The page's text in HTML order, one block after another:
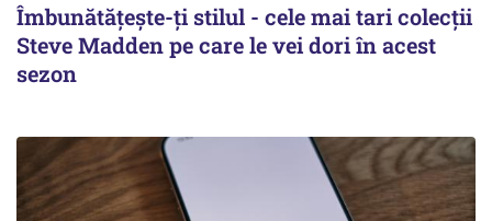
Îmbunătățește-ți stilul - cele mai tari colecții
Steve Madden pe care le vei dori în acest
sezon